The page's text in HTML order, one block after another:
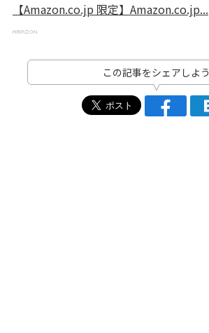
【Amazon.co.jp 限定】Amazon.co.jp...
この記事をシェアしよう